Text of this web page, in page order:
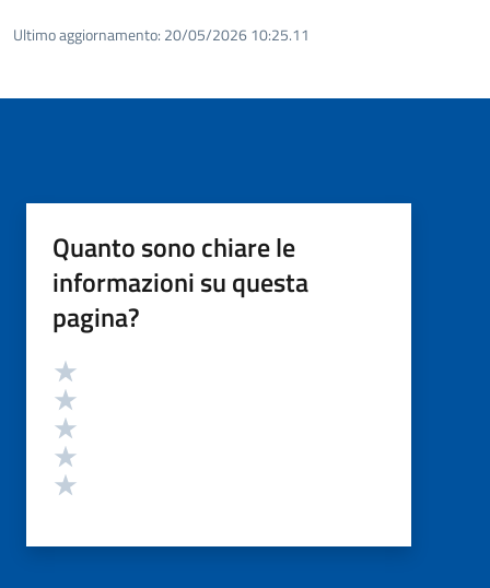
Ultimo aggiornamento: 20/05/2026 10:25.11
Quanto sono chiare le
informazioni su questa
pagina?
Valutazione